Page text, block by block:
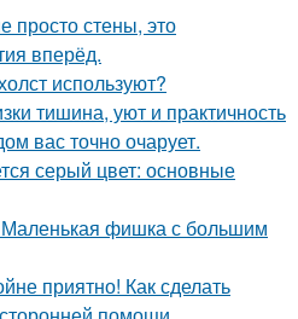
просто стены, это
вперёд.
используют?
тишина, уют и практичность
вас точно очарует.
серый цвет: основные
Маленькая фишка с большим
приятно! Как сделать